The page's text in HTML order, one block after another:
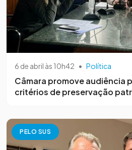
6 de abril às 10h42 • Política
Câmara promove audiência
critérios de preservação
PELO SUS